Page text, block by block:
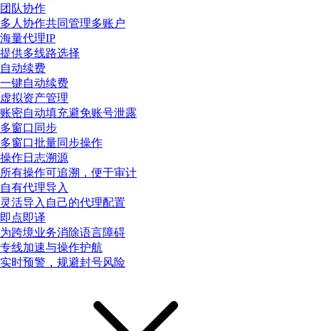
团队协作
多人协作共同管理多账户
海量代理IP
提供多线路选择
自动续费
一键自动续费
虚拟资产管理
账密自动填充避免账号泄露
多窗口同步
多窗口批量同步操作
操作日志溯源
所有操作可追溯，便于审计
自有代理导入
灵活导入自己的代理配置
即点即译
为跨境业务消除语言障碍
专线加速与操作护航
实时预警，规避封号风险